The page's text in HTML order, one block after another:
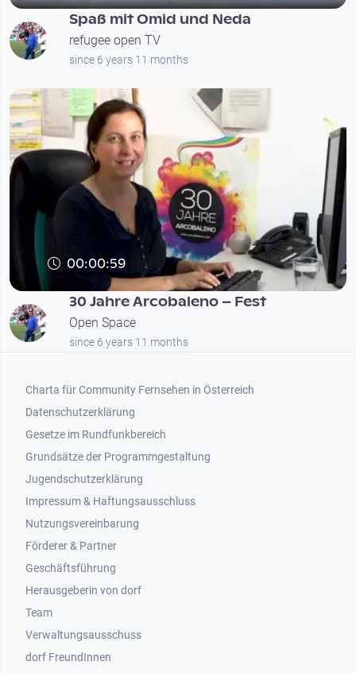
Spaß mit Omid und Neda
refugee open TV
since 6 years 11 months
00:00:59
30 Jahre Arcobaleno – Fest
Open Space
since 6 years 11 months
Footer 1
Charta für Community Fernsehen in Österreich
Datenschutzerklärung
Gesetze im Rundfunkbereich
Grundsätze der Programmgestaltung
Jugendschutzerklärung
Impressum & Haftungsausschluss
Nutzungsvereinbarung
Footer 2
Förderer & Partner
Geschäftsführung
Herausgeberin von dorf
Team
Verwaltungsausschuss
dorf FreundInnen